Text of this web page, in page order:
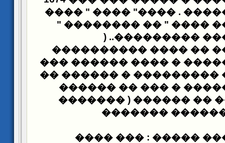
��� ���
"
���� " ����
��� ��� ������ ����
����� �����
) ..
��� ��� ������ ��
������ ���� ����� �
���� ��� ��������� �
��� ������ ������ �
�� ������ ( �������
�������� )
����� ����� : ���